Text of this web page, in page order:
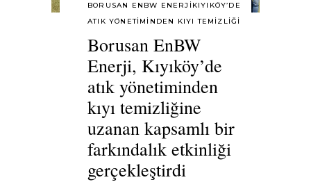
BORUSAN ENBW ENERJI KIYIKÖY’DE
ATIK YÖNETIMINDEN KIYI TEMIZLIĞI
Borusan EnBW
Enerji, Kıyıköy’de
atık yönetiminden
kıyı temizliğine
uzanan kapsamlı bir
farkındalık etkinliği
gerçekleştirdi